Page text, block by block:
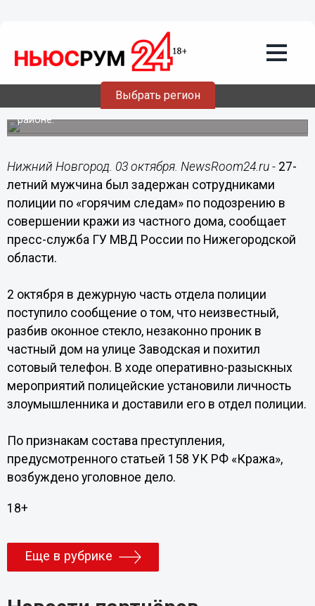
Выбрать регион
03.10.201412:05
Нижегородец разбил оконное стекло,
проник в дом и украл сотовый телефон
Преступление совершено 2 октября в Городецком
районе.
Нижний Новгород. 03 октября. NewsRoom24.ru - 27-
летний мужчина был задержан сотрудниками
полиции по «горячим следам» по подозрению в
совершении кражи из частного дома, сообщает
пресс-служба ГУ МВД России по Нижегородской
области.
2 октября в дежурную часть отдела полиции
поступило сообщение о том, что неизвестный,
разбив оконное стекло, незаконно проник в
частный дом на улице Заводская и похитил
сотовый телефон. В ходе оперативно-разыскных
мероприятий полицейские установили личность
злоумышленника и доставили его в отдел полиции.
По признакам состава преступления,
предусмотренного статьей 158 УК РФ «Кража»,
возбуждено уголовное дело.
18+
Еще в рубрике